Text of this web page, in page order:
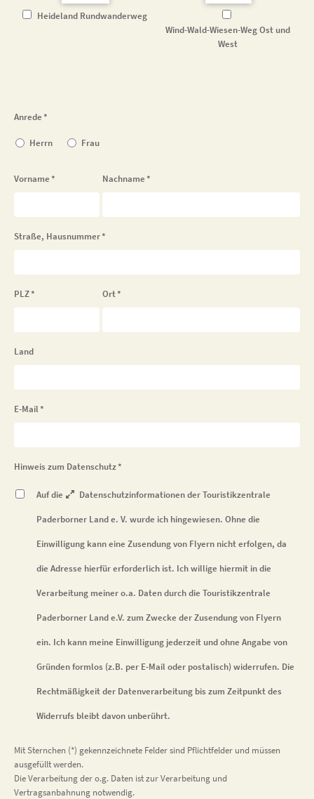
Heideland Rundwanderweg
Wind-Wald-Wiesen-Weg Ost und
West
Anrede*
Herrn Frau
Vorname* Nachname *
Straße, Hausnummer*
PLZ* Ort*
Land
E-Mail*
Hinweis zum Datenschutz*
Auf die Datenschutzinformationender Touristikzentrale
Paderborner Land e. V. wurde ich hingewiesen. Ohne die
Einwilligung kann eine Zusendung von Flyern nicht erfolgen, da
die Adresse hierfür erforderlich ist. Ich willige hiermit in die
Verarbeitung meiner o.a. Daten durch die Touristikzentrale
Paderborner Land e.V. zum Zwecke der Zusendung von Flyern
ein. Ich kann meine Einwilligung jederzeit und ohne Angabe von
Gründen formlos (z.B. per E-Mail oder postalisch) widerrufen. Die
Rechtmäßigkeit der Datenverarbeitung bis zum Zeitpunkt des
Widerrufs bleibt davon unberührt.
Mit Sternchen (*) gekennzeichnete Felder sind Pflichtfelder und müssen
ausgefüllt werden.
Die Verarbeitung der o.g. Daten ist zur Verarbeitung und
Vertragsanbahnung notwendig.